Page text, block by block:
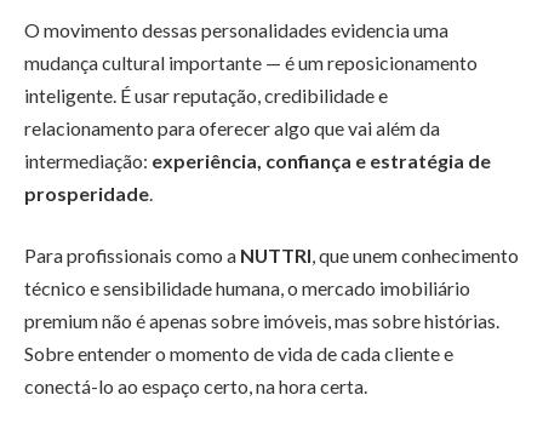
O movimento dessas personalidades evidencia uma
mudança cultural importante — é um reposicionamento
inteligente. É usar reputação, credibilidade e
relacionamento para oferecer algo que vai além da
intermediação: experiência, confiança e estratégia de
prosperidade
Para profissionais como a NUTTRI, que unem conhecimento
técnico e sensibilidade humana, o mercado imobiliário
premium não é apenas sobre imóveis, mas sobre histórias.
Sobre entender o momento de vida de cada cliente e
conectá-lo ao espaço certo, na hora certa.